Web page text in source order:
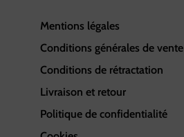
Mentions légales
Conditions générales de vente
Conditions de rétractation
Livraison et retour
Politique de confidentialité